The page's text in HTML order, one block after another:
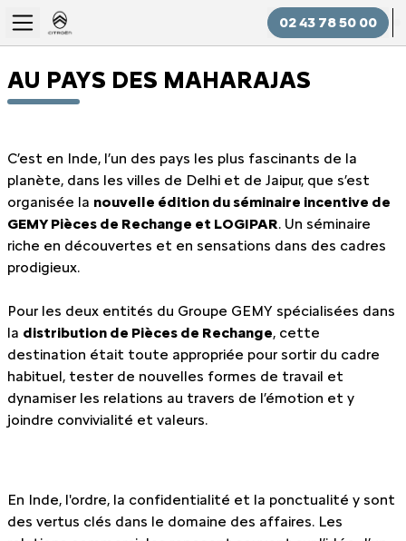
02 43 78 50 00
AU PAYS DES MAHARAJAS
C’est en Inde, l’un des pays les plus fascinants de la
planète, dans les villes de Delhi et de Jaipur, que s’est
organisée la nouvelle édition du séminaire incentive de
GEMY Pièces de Rechange et LOGIPAR. Un séminaire
riche en découvertes et en sensations dans des cadres
prodigieux.
Pour les deux entités du Groupe GEMY spécialisées dans
la distribution de Pièces de Rechange, cette
destination était toute appropriée pour sortir du cadre
habituel, tester de nouvelles formes de travail et
dynamiser les relations au travers de l’émotion et y
joindre convivialité et valeurs.
En Inde, l'ordre, la confidentialité et la ponctualité y sont
des vertus clés dans le domaine des affaires. Les